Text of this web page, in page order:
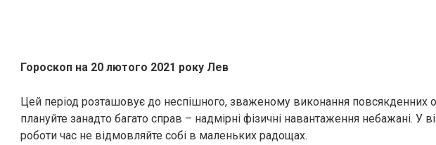
Гороскоп на 20 лютого 2021 року Лев
Цей період розташовує до неспішного, зваженому виконання повсякденних
плануйте занадто багато справ – надмірні фізичні навантаження небажані. У
роботи час не відмовляйте собі в маленьких радощах.